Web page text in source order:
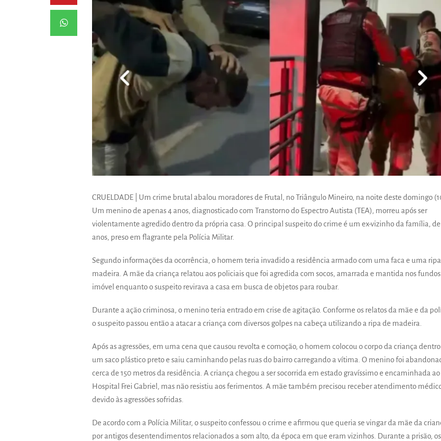
CRUELDADE | Um crime brutal abalou moradores de Frutal, no Triângulo Mineiro, na noite deste domingo
Um menino de apenas 4 anos, diagnosticado com Transtorno do Espectro Autista (TEA), morreu após ser
violentamente agredido dentro da própria casa. O principal suspeito do crime é um ex-vizinho da família, de
anos, preso em flagrante pela Polícia Militar.
Segundo informações da ocorrência, o homem teria invadido a residência armado com uma faca e uma
madeira. A mãe da criança relatou aos policiais que foi agredida com socos, amarrada e mantida nos
imóvel enquanto o suspeito revirava a casa em busca de objetos para roubar.
Durante a ação criminosa, o menino teria entrado em crise de agitação. Conforme os relatos da mãe e da
o suspeito passou então a atacar a criança com diversos golpes na cabeça utilizando a ripa de madeira.
Após as agressões, em uma cena que causou revolta e comoção, o homem colocou o corpo da criança
um saco plástico preto e saiu caminhando pelas ruas do bairro carregando a vítima. O menino foi
cerca de 150 metros da residência. A criança chegou a ser socorrida em estado gravíssimo e encaminhada ao
Hospital Frei Gabriel, mas não resistiu aos ferimentos. A mãe também precisou receber atendimento
devido às agressões sofridas.
De acordo com a Polícia Militar, o suspeito confessou o crime e afirmou que queria se vingar da mãe da
por antigos desentendimentos relacionados a som alto, da época em que eram vizinhos. Durante a prisão, os